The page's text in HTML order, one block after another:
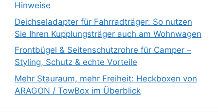
Hinweise
Deichseladapter für Fahrradträger: So nutzen
Sie Ihren Kupplungsträger auch am Wohnwagen
Frontbügel & Seitenschutzrohre für Camper –
Styling, Schutz & echte Vorteile
Mehr Stauraum, mehr Freiheit: Heckboxen von
ARAGON / TowBox im Überblick